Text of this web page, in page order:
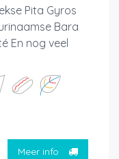
Pita Gyros
Bara
En nog veel
Meer info